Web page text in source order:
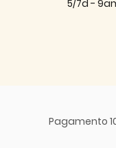
5/7d -
Pagamento